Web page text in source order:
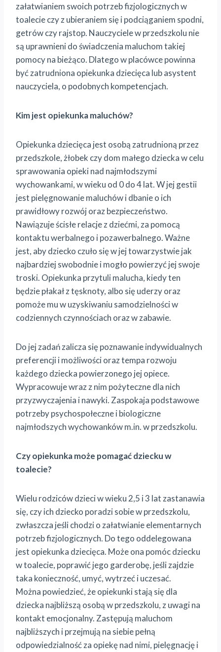
załatwianiem swoich potrzeb fizjologicznych w
toalecie czy z ubieraniem się i podciąganiem spodni,
getrów czy rajstop. Nauczyciele w przedszkolu nie
są uprawnieni do świadczenia maluchom takiej
pomocy na bieżąco. Dlatego w placówce powinna
być zatrudniona opiekunka dziecięca lub asystent
nauczyciela, o podobnych kompetencjach.
Kim jest opiekunka maluchów?
Opiekunka dziecięca jest osobą zatrudnioną przez
przedszkole, żłobek czy dom małego dziecka w celu
sprawowania opieki nad najmłodszymi
wychowankami, w wieku od 0 do 4 lat. W jej gestii
jest pielęgnowanie maluchów i dbanie o ich
prawidłowy rozwój oraz bezpieczeństwo.
Nawiązuje ścisłe relacje z dziećmi, za pomocą
kontaktu werbalnego i pozawerbalnego. Ważne
jest, aby dziecko czuło się w jej towarzystwie jak
najbardziej swobodnie i mogło powierzyć jej swoje
troski. Opiekunka przytuli malucha, kiedy ten
będzie płakał z tęsknoty, albo się uderzy oraz
pomoże mu w uzyskiwaniu samodzielności w
codziennych czynnościach oraz w zabawie.
Do jej zadań zalicza się poznawanie indywidualnych
preferencji i możliwości oraz tempa rozwoju
każdego dziecka powierzonego jej opiece.
Wypracowuje wraz z nim pożyteczne dla nich
przyzwyczajenia i nawyki. Zaspokaja podstawowe
potrzeby psychospołeczne i biologiczne
najmłodszych wychowanków m.in. w przedszkolu.
Czy opiekunka może pomagać dziecku w
toalecie?
Wielu rodziców dzieci w wieku 2,5 i 3 lat zastanawia
się, czy ich dziecko poradzi sobie w przedszkolu,
zwłaszcza jeśli chodzi o załatwianie elementarnych
potrzeb fizjologicznych. Do tego oddelegowana
jest opiekunka dziecięca. Może ona pomóc dziecku
w toalecie, poprawić jego garderobę, jeśli zajdzie
taka konieczność, umyć, wytrzeć i uczesać.
Można powiedzieć, że opiekunki stają się dla
dziecka najbliższą osobą w przedszkolu, z uwagi na
kontakt emocjonalny. Zastępują maluchom
najbliższych i przejmują na siebie pełną
odpowiedzialność za opiekę nad nimi, pielęgnację i